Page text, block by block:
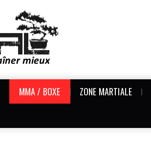
MMA / BOXE ZONE MARTIALE